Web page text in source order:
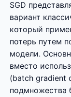
SGD
вариант
который
потерь путем
модели.
вместо
(batch gradient
подмножества